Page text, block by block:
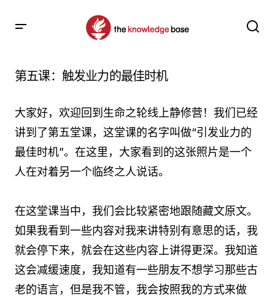
第五课：触发业力的最佳时机
大家好，欢迎回到生命之轮线上静修营！我们已经
讲到了第五堂课，这堂课的名字叫做“引发业力的
最佳时机”。在这里，大家看到的这张照片是一个
人在对着另一个临终之人说话。
在这堂课当中，我们会比较紧密地跟随藏文原文。
如果我看到一些内容对我来讲特别有意思的话，我
就会停下来，就会在这些内容上讲得更深。我知道
这会减缓速度，我知道有一些朋友不想学习那些古
老的语言，但是我不管，我会按照我的方式来做